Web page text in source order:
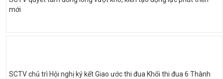
mới
SCTV chủ trì Hội nghị ký kết Giao ước thi đua Khối thi đua 6 Thành